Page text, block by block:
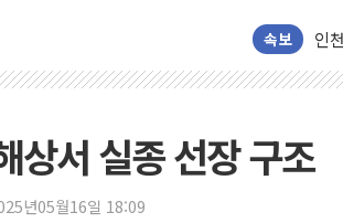
속보
김
인
[
[속
상서 실종 선장 구조
년05월16일 18:09